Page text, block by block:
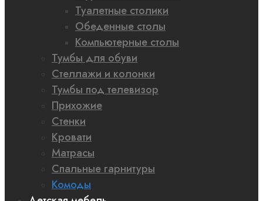
Туалетные столики
Обеденные столы
Компьютерные столы
Тумбы для обуви
Стеллажи и колонки
Тумбы под телевизор
Прихожие
Стенки
Кровати
Матрасы
Спальные гарнитуры
Комоды